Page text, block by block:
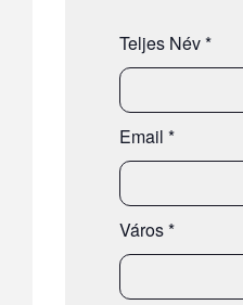
Teljes Név*
Email *
Város*